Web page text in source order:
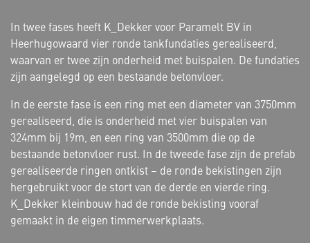
In twee fases heeft K_Dekker voor Paramelt BV in
Heerhugowaard vier ronde tankfundaties gerealiseerd,
waarvan er twee zijn onderheid met buispalen. De fundaties
zijn aangelegd op een bestaande betonvloer.
In de eerste fase is een ring met een diameter van 3750mm
gerealiseerd, die is onderheid met vier buispalen van
324mm bij 19m, en een ring van 3500mm die op de
bestaande betonvloer rust. In de tweede fase zijn de prefab
gerealiseerde ringen ontkist – de ronde bekistingen zijn
hergebruikt voor de stort van de derde en vierde ring.
K_Dekker kleinbouw had de ronde bekisting vooraf
gemaakt in de eigen timmerwerkplaats.